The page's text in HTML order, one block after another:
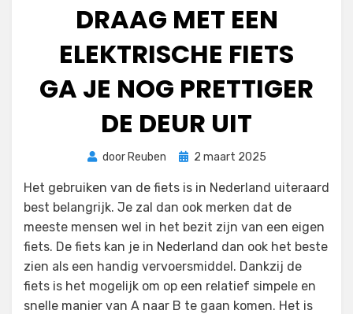
DRAAG MET EEN
ELEKTRISCHE FIETS
GA JE NOG PRETTIGER
DE DEUR UIT
door Reuben
Geplaatst
2 maart 2025
Het gebruiken van de fiets is in Nederland uiteraard
best belangrijk. Je zal dan ook merken dat de
meeste mensen wel in het bezit zijn van een eigen
fiets. De fiets kan je in Nederland dan ook het beste
zien als een handig vervoersmiddel. Dankzij de
fiets is het mogelijk om op een relatief simpele en
snelle manier van A naar B te gaan komen. Het is